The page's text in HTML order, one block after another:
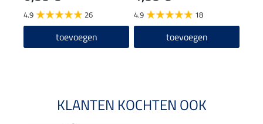
4.9 26
toevoegen
4.9 18
toevoegen
KLANTEN KOCHTEN OOK